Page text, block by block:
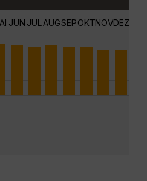
JUN JUL AUGSEPOKTNOVDEZ